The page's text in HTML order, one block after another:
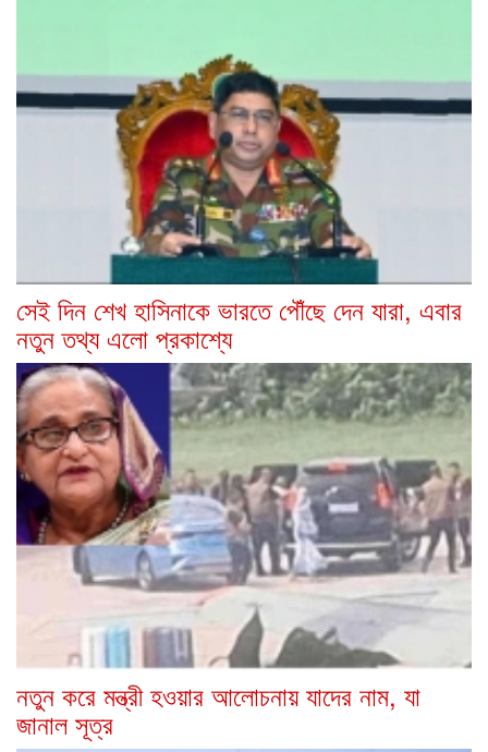
সেই দিন শেখ হাসিনাকে ভারতে পৌঁছে দেন যারা, এবার
নতুন তথ্য এলো প্রকাশ্যে
নতুন করে মন্ত্রী হওয়ার আলোচনায় যাদের নাম, যা
জানাল সূত্র